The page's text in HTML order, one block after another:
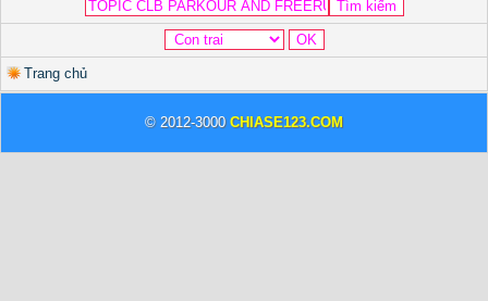
Trang chủ
© 2012-3000 CHIASE123.COM